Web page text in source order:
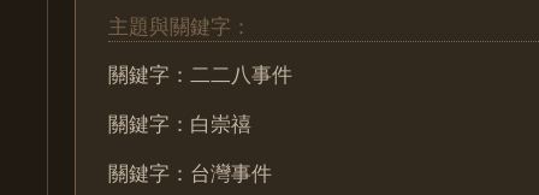
主題與關鍵字：
關鍵字：二二八事件
關鍵字：白崇禧
關鍵字：台灣事件